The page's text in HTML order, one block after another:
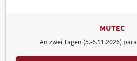
MUTEC
An zwei Tagen (5.-6.11.2026)